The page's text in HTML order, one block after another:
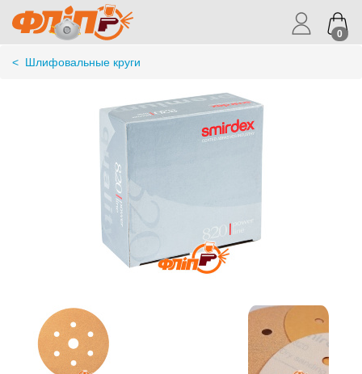
0
< Шлифовальные круги